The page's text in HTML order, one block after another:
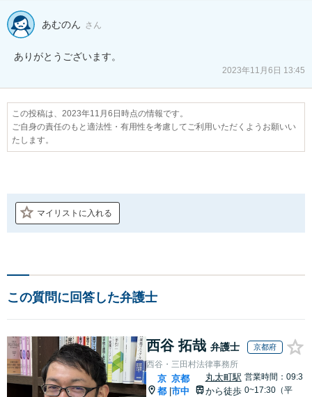
あむのん さん
ありがとうございます。
2023年11月6日 13:45
この投稿は、2023年11月6日時点の情報です。
ご自身の責任のもと適法性・有用性を考慮してご利用いただくようお願いい
たします。
マイリストに入れる
この質問に回答した弁護士
西谷 拓哉 弁護士 京都府
西谷・三田村法律事務所
京
都
京都
市中
丸太町駅
から徒歩
営業時間：09:3
0~17:30（平